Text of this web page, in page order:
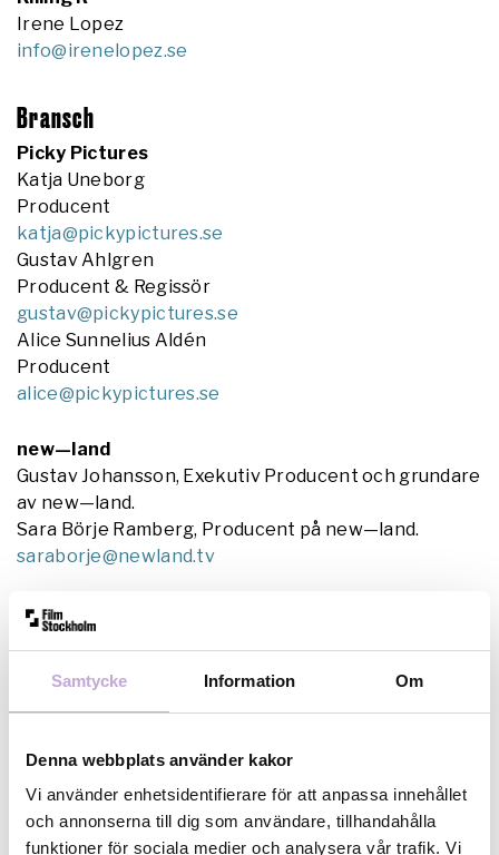
Samtycke Information Om
Denna webbplats använder kakor
Vi använder enhetsidentifierare för att anpassa innehållet
och annonserna till dig som användare, tillhandahålla
funktioner för sociala medier och analysera vår trafik. Vi
Irene Lopez
info@irenelopez.se
Bransch
Picky Pictures
Katja Uneborg
Producent
katja@pickypictures.se
Gustav Ahlgren
Producent & Regissör
gustav@pickypictures.se
Alice Sunnelius Aldén
Producent
alice@pickypictures.se
new—land
Gustav Johansson, Exekutiv Producent och grundare
av new—land.
Sara Börje Ramberg, Producent på new—land.
saraborje@newland.tv
MDEMC Produktion AB
Marta Dauliūtė
marta@mdemc.se
Elisabeth Marjanović Cronvall
elisabeth@mdemc.se
Elin Lilleman Eriksson
Regissör och producent